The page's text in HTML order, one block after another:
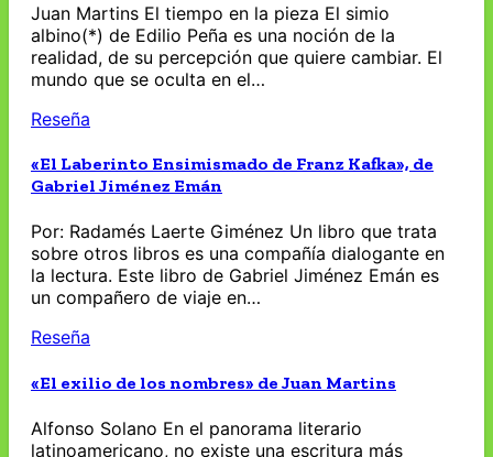
Juan Martins El tiempo en la pieza El simio
albino(*) de Edilio Peña es una noción de la
realidad, de su percepción que quiere cambiar. El
mundo que se oculta en el…
Reseña
«El Laberinto Ensimismado de Franz Kafka», de
Gabriel Jiménez Emán
Por: Radamés Laerte Giménez Un libro que trata
sobre otros libros es una compañía dialogante en
la lectura. Este libro de Gabriel Jiménez Emán es
un compañero de viaje en…
Reseña
«El exilio de los nombres» de Juan Martins
Alfonso Solano En el panorama literario
latinoamericano, no existe una escritura más